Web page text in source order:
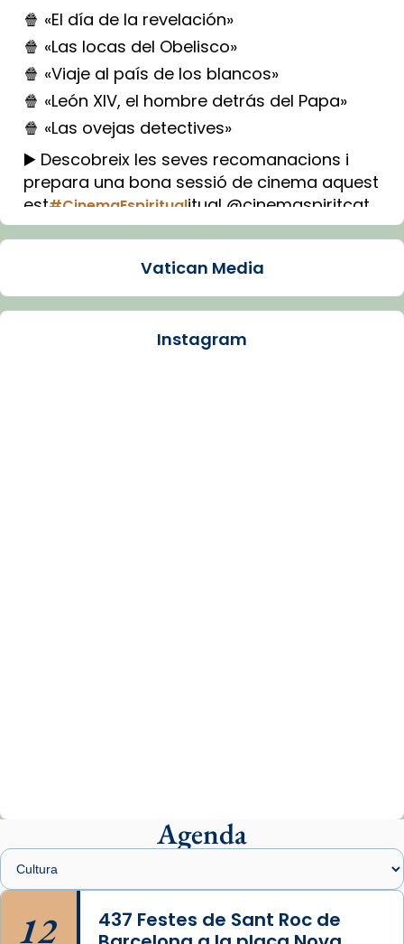
🍿 «El día de la revelación»
🍿 «Las locas del Obelisco»
🍿 «Viaje al país de los blancos»
🍿 «León XIV, el hombre detrás del Papa»
🍿 «Las ovejas detectives»
▶️ Descobreix les seves recomanacions i
prepara una bona sessió de cinema aquest
est#CinemaEspiritualitual @cinemaspiritcat
Imatge: Generada amb IA (OpenAI)
Arquebisbat de Barcelona
presidit aquest 27 de juliol la missa de Les
Santes de Mataró.
🔗
📸 J. Merino
Vatican Media
Instagram
Agenda
12
437 Festes de Sant Roc de